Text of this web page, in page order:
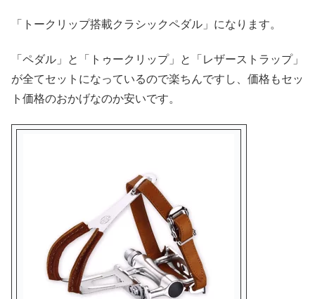
「トークリップ搭載クラシックペダル」になります。
「ペダル」と「トゥークリップ」と「レザーストラップ」
が全てセットになっているので楽ちんですし、価格もセッ
ト価格のおかげなのか安いです。